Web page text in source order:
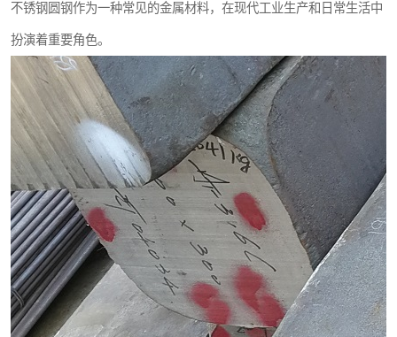
不锈钢圆钢作为一种常见的金属材料，在现代工业生产和日常生活中
扮演着重要角色。